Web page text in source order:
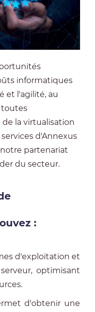
informatiques
et l'agilité, au
toutes
de la virtualisation
d'Annexus
partenariat
du secteur.
:
d'exploitation et
optimisant
d'obtenir une